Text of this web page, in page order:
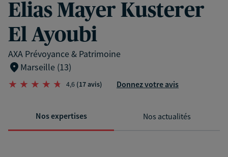
Elias Mayer Kusterer
El Ayoubi
AXA Prévoyance & Patrimoine
Marseille (13)
4,6 (17 avis) Donnez votre avis
Nos expertises Nos actualités